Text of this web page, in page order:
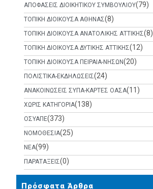
ΑΠΟΦΑΣΕΙΣ ΔΙΟΙΚΗΤΙΚΟΥ ΣΥΜΒΟΥΛΙΟΥ(79)
ΤΟΠΙΚΗ ΔΙΟΙΚΟΥΣΑ ΑΘΗΝΑΣ(8)
ΤΟΠΙΚΗ ΔΙΟΙΚΟΥΣΑ ΑΝΑΤΟΛΙΚΗΣ ΑΤΤΙΚΗΣ(8)
ΤΟΠΙΚΗ ΔΙΟΙΚΟΥΣΑ ΔΥΤΙΚΗΣ ΑΤΤΙΚΗΣ(12)
ΤΟΠΙΚΗ ΔΙΟΙΚΟΥΣΑ ΠΕΙΡΑΙΑ-ΝΗΣΩΝ(20)
ΠΟΛΙΣΤΙΚΑ-ΕΚΔΗΛΩΣΕΙΣ(24)
ΑΝΑΚΟΙΝΩΣΕΙΣ ΣΥΠΑ-ΚΑΡΤΕΣ ΟΑΣΑ(11)
ΧΩΡΙΣ ΚΑΤΗΓΟΡΙΑ(138)
ΟΣΥΑΠΕ(373)
ΝΟΜΟΘΕΣΙΑ(25)
ΝΕΑ(99)
ΠΑΡΑΤΑΞΕΙΣ(0)
Πρόσφατα Άρθρα